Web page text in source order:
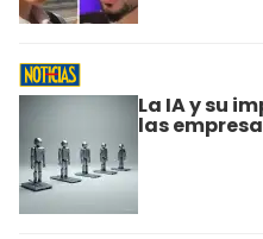
La IA y su
las